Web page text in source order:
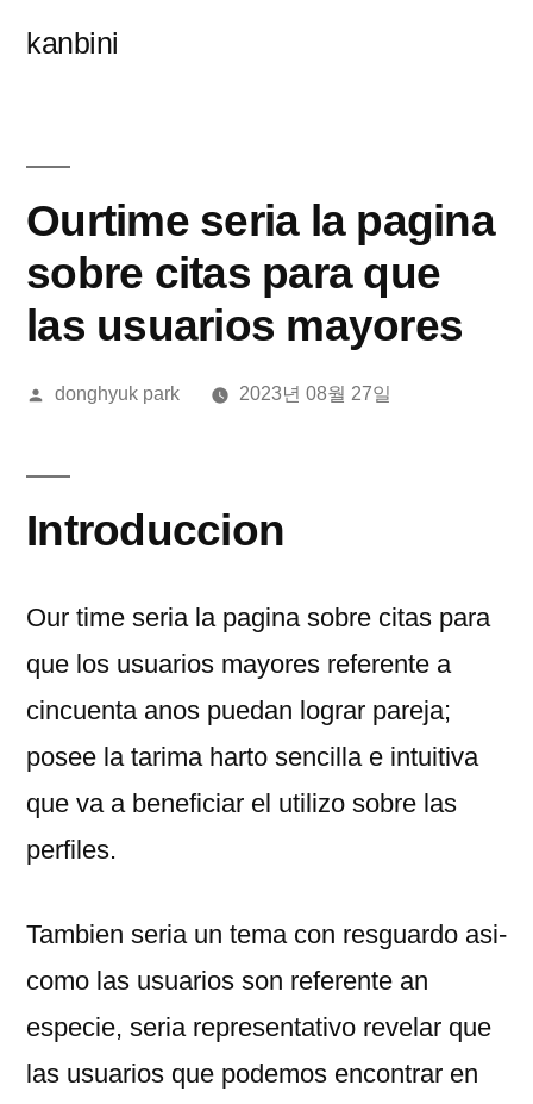
kanbini
Ourtime seria la pagina
sobre citas para que
las usuarios mayores
올
donghyuk park 2023년 08월 27일
Introduccion
Our time seria la pagina sobre citas para
que los usuarios mayores referente a
cincuenta anos puedan lograr pareja;
posee la tarima harto sencilla e intuitiva
que va a beneficiar el utilizo sobre las
perfiles.
Tambien seria un tema con resguardo asi­
como las usuarios son referente an
especie, seri­a representativo revelar que
las usuarios que podemos encontrar en